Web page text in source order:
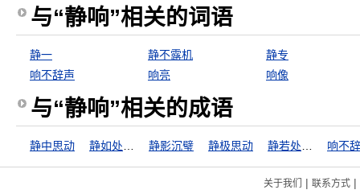
与“静响”相关的词语
静一 静不露机
静专
响不辞声
响亮 响像
与“静响”相关的成语
静中思动 静影沉璧 静极思动 响不
关于我们 | 联系方式|